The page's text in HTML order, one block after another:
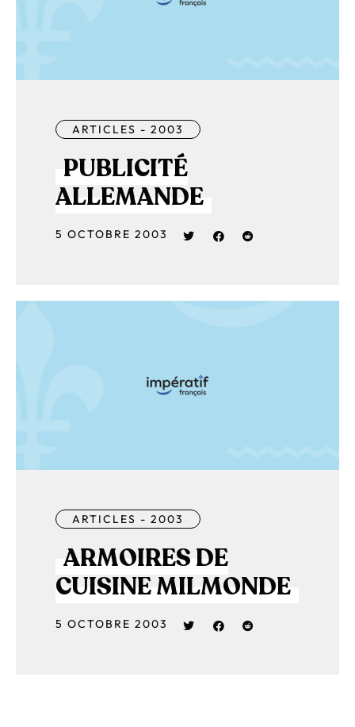
ARTICLES - 2003
PUBLICITÉ
ALLEMANDE
5 OCTOBRE 2003
ARTICLES - 2003
ARMOIRES DE
CUISINE MILMONDE
5 OCTOBRE 2003